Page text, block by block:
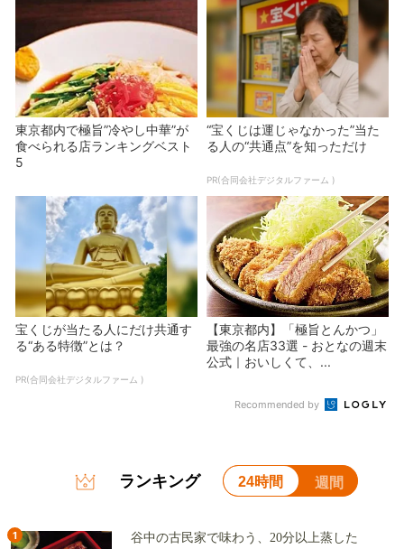
東京都内で極旨”冷やし中華”が
食べられる店ランキングベスト
5
“宝くじは運じゃなかった”当た
る人の“共通点”を知っただけ
PR(合同会社デジタルファーム )
宝くじが当たる人にだけ共通す
る“ある特徴”とは？
PR(合同会社デジタルファーム )
【東京都内】「極旨とんかつ」
最強の名店33選 - おとなの週末
公式｜おいしくて、...
Recommended by
ランキング 24時間 週間
1
谷中の古民家で味わう、20分以上蒸した